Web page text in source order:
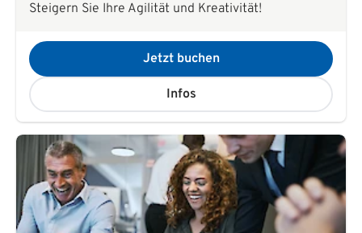
Steigern Sie Ihre Agilität und Kreativität!
Jetzt buchen
Infos